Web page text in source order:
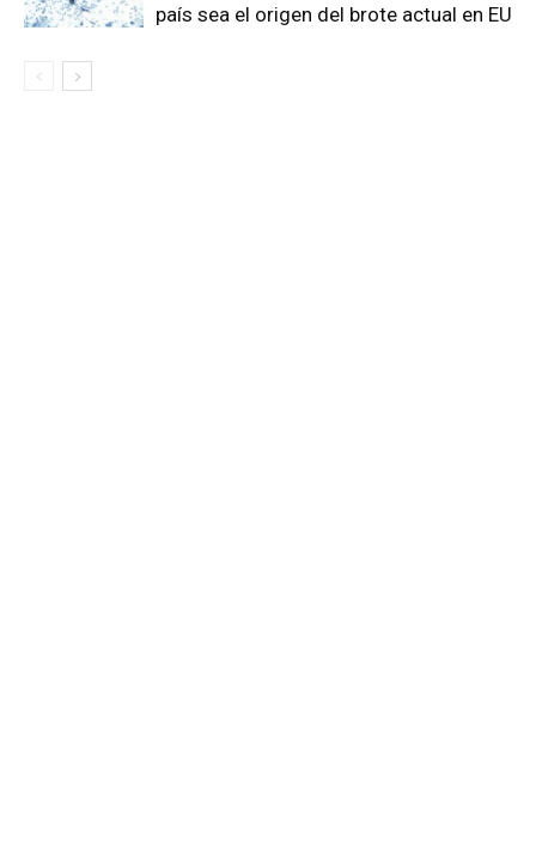
país sea el origen del brote actual en EU